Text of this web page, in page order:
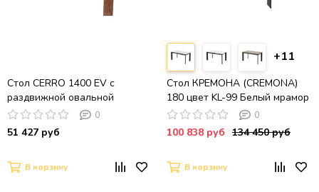
Стол CERRO 1400 EV с
раздвижной овальной
столешницей (американский
орех)
0
51 427 руб
В корзину
+11
Стол КРЕМОНА (CREMONA)
180 цвет KL-99 Белый мрамор
матовый, итальянская
керамика / ЧЕРНЫЙс,
®DISAUR
0
100 838 руб 134 450 руб
В корзину